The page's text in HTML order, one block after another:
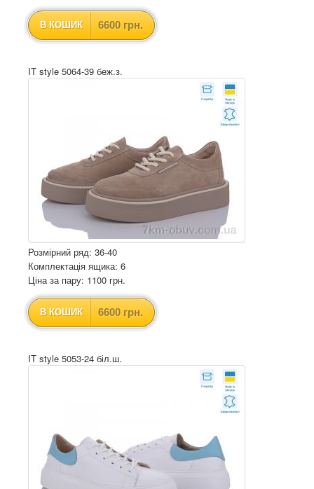
В КОШИК 6600 грн.
IT style 5064-39 беж.з.
Розмірний ряд: 36-40
Комплектація ящика: 6
Ціна за пару: 1100 грн.
В КОШИК 6600 грн.
IT style 5053-24 біл.ш.